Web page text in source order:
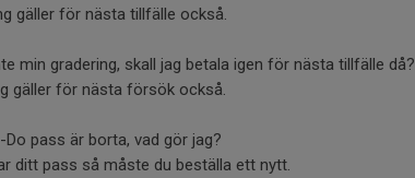
gäller för nästa tillfälle också.
min gradering, skall jag betala igen för nästa tillfälle då?
gäller för nästa försök också.
pass är borta, vad gör jag?
ditt pass så måste du beställa ett nytt.